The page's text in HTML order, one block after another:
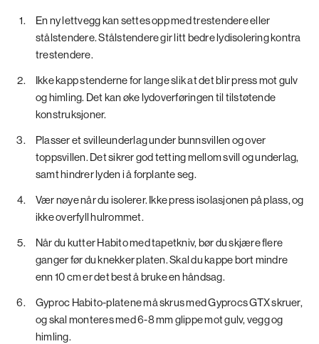
En ny lettvegg kan settes opp med trestendere eller
stålstendere. Stålstendere gir litt bedre lydisolering kontra
trestendere.
Ikke kapp stenderne for lange slik at det blir press mot gulv
og himling. Det kan øke lydoverføringen til tilstøtende
konstruksjoner.
Plasser et svilleunderlag under bunnsvillen og over
toppsvillen. Det sikrer god tetting mellom svill og underlag,
samt hindrer lyden i å forplante seg.
Vær nøye når du isolerer. Ikke press isolasjonen på plass, og
ikke overfyll hulrommet.
Når du kutter Habito med tapetkniv, bør du skjære flere
ganger før du knekker platen. Skal du kappe bort mindre
enn 10 cm er det best å bruke en håndsag.
Gyproc Habito-platene må skrus med Gyprocs GTX skruer,
og skal monteres med 6-8 mm glippe mot gulv, vegg og
himling.